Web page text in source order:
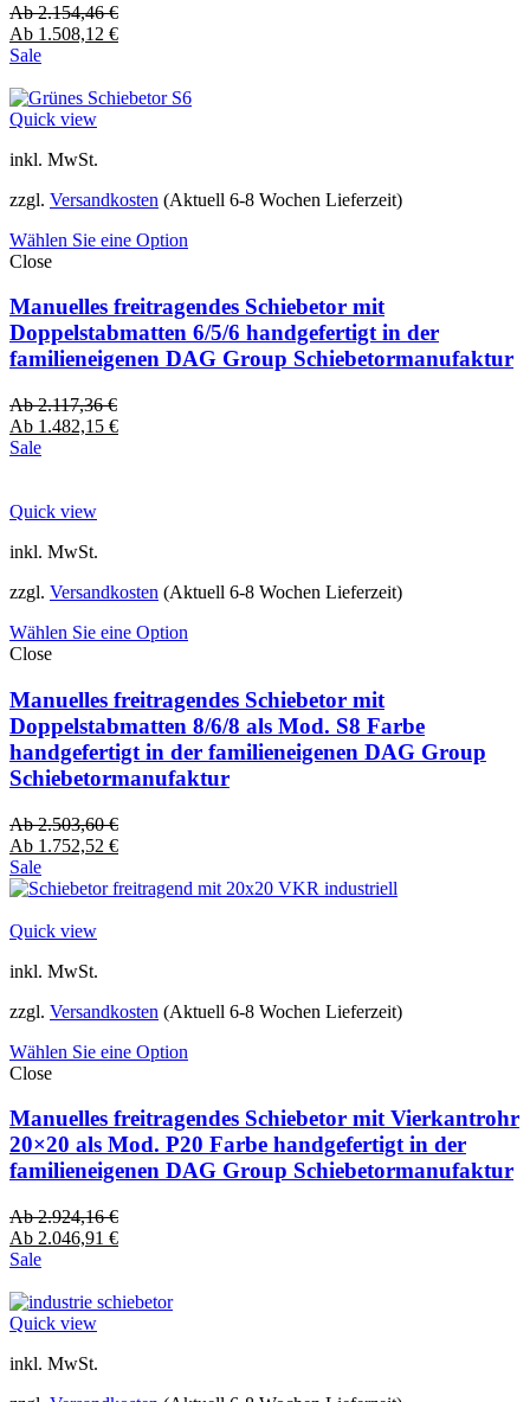
Ab2.154,46€
Ab 1.508,12 €
Sale
Quick view
inkl. MwSt.
zzgl. Versandkosten (Aktuell 6-8 Wochen Lieferzeit)
Wählen Sie eine Option
Close
Manuelles freitragendes Schiebetor mit
Doppelstabmatten 6/5/6 handgefertigt in der
familieneigenen DAG Group Schiebetormanufaktur
Ab2.117,36€
Ab 1.482,15 €
Sale
Quick view
inkl. MwSt.
zzgl. Versandkosten (Aktuell 6-8 Wochen Lieferzeit)
Wählen Sie eine Option
Close
Manuelles freitragendes Schiebetor mit
Doppelstabmatten 8/6/8 als Mod. S8 Farbe
handgefertigt in der familieneigenen DAG Group
Schiebetormanufaktur
Ab2.503,60€
Ab 1.752,52 €
Sale
Quick view
inkl. MwSt.
zzgl. Versandkosten (Aktuell 6-8 Wochen Lieferzeit)
Wählen Sie eine Option
Close
Manuelles freitragendes Schiebetor mit Vierkantrohr
20×20 als Mod. P20 Farbe handgefertigt in der
familieneigenen DAG Group Schiebetormanufaktur
Ab2.924,16€
Ab 2.046,91 €
Sale
Quick view
inkl. MwSt.